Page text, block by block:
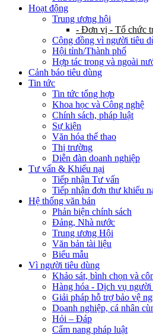
Hoạt động
Trung ương hội
- Đơn vị - Tổ chức
Cộng đồng vì người tiêu
Hội tỉnh/Thành phố
Hợp tác trong và ngoài
Cảnh báo tiêu dùng
Tin tức
Tin tức tổng hợp
Khoa học và Công nghệ
Chính sách, pháp luật
Sự kiện
Văn hóa thể thao
Thị trường
Diễn đàn doanh nghiệp
Tư vấn & Khiếu nại
Tiếp nhận Tư vấn
Tiếp nhận đơn thư khiếu
Hệ thống văn bản
Phản biện chính sách
Đảng, Nhà nước
Trung ương Hội
Văn bản tài liệu
Biểu mẫu
Vì người tiêu dùng
Khảo sát, bình chọn và
Hàng hóa - Dịch vụ
Giải pháp hỗ trợ bảo vệ
Doanh nghiệp, cá nhân
Hỏi – Đáp
Cẩm nang pháp luật